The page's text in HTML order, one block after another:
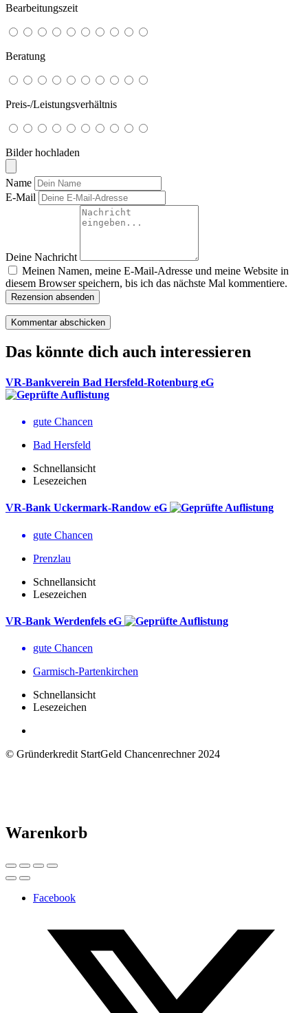
Bearbeitungszeit
Beratung
Preis-/Leistungsverhältnis
Bilder hochladen
Name
E-Mail
Deine Nachricht
Meinen Namen, meine E-Mail-Adresse und meine Website in
diesem Browser speichern, bis ich das nächste Mal kommentiere.
Rezension absenden
Das könnte dich auch interessieren
VR-Bankverein Bad Hersfeld-Rotenburg eG
gute Chancen
Bad Hersfeld
Schnellansicht
Lesezeichen
VR-Bank Uckermark-Randow eG
gute Chancen
Prenzlau
Schnellansicht
Lesezeichen
VR-Bank Werdenfels eG
gute Chancen
Garmisch-Partenkirchen
Schnellansicht
Lesezeichen
© Gründerkredit StartGeld Chancenrechner 2024
Warenkorb
Facebook